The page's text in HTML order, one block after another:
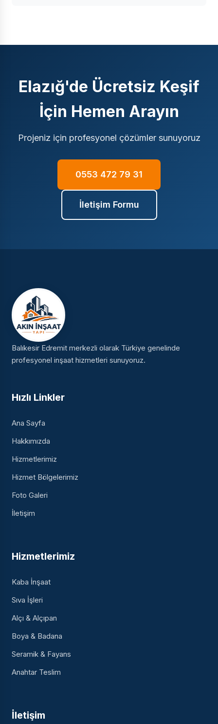
Elazığ'de Ücretsiz Keşif
İçin Hemen Arayın
Projeniz için profesyonel çözümler sunuyoruz
0553 472 79 31
İletişim Formu
Balıkesir Edremit merkezli olarak Türkiye genelinde
profesyonel inşaat hizmetleri sunuyoruz.
Hızlı Linkler
Ana Sayfa
Hakkımızda
Hizmetlerimiz
Hizmet Bölgelerimiz
Foto Galeri
İletişim
Hizmetlerimiz
Kaba İnşaat
Sıva İşleri
Alçı & Alçıpan
Boya & Badana
Seramik & Fayans
Anahtar Teslim
İletişim